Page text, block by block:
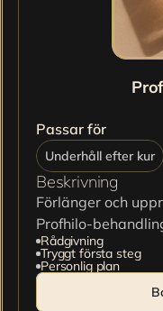
Passar för
Underhåll efter kur
Beskrivning
Förlänger och
Profhilo-
Rådgivning
Tryggt första steg
Personlig plan